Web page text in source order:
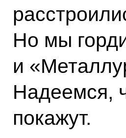
Но мы
и
Надеемся,
покажут.